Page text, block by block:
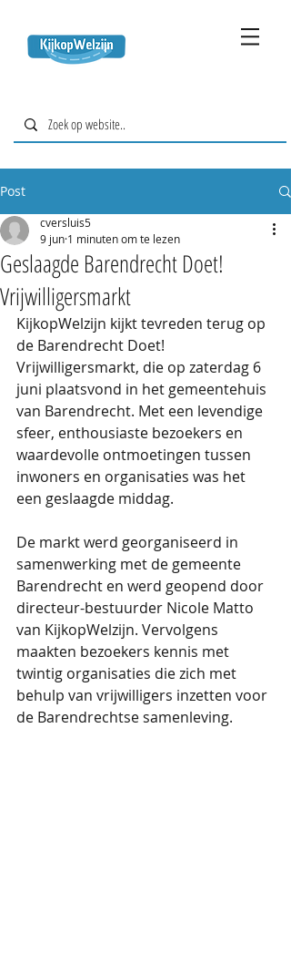
Post
Geslaagde Barendrecht Doet!
Vrijwilligersmarkt
cversluis5
9 jun 1 minuten om te lezen
KijkopWelzijn kijkt tevreden terug op
de Barendrecht Doet!
Vrijwilligersmarkt, die op zaterdag 6
juni plaatsvond in het gemeentehuis
van Barendrecht. Met een levendige
sfeer, enthousiaste bezoekers en
waardevolle ontmoetingen tussen
inwoners en organisaties was het
een geslaagde middag.
De markt werd georganiseerd in
samenwerking met de gemeente
Barendrecht en werd geopend door
directeur-bestuurder Nicole Matto
van KijkopWelzijn. Vervolgens
maakten bezoekers kennis met
twintig organisaties die zich met
behulp van vrijwilligers inzetten voor
de Barendrechtse samenleving.